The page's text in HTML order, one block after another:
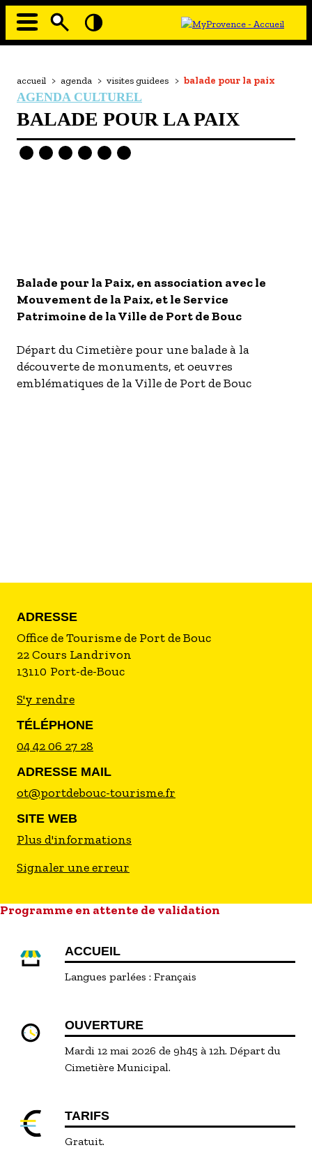
Aller
principale
À MOI LA CULTURE
SOUS TOUTES LES COUTUMES
LES OFFRES MYPROVENCE
S'inscrire à nos newsletters
Fil
d'Ariane
accueil > agenda > visites guidees > balade pour la paix
AGENDA CULTUREL
BALADE POUR LA PAIX
Balade pour la Paix, en association avec le
Mouvement de la Paix, et le Service
Patrimoine de la Ville de Port de Bouc
Départ du Cimetière pour une balade à la
découverte de monuments, et oeuvres
emblématiques de la Ville de Port de Bouc
ADRESSE
Office de Tourisme de Port de Bouc
22 Cours Landrivon
13110 Port-de-Bouc
S'y rendre
TÉLÉPHONE
04 42 06 27 28
ADRESSE MAIL
ot@portdebouc-tourisme.fr
SITE WEB
Plus d'informations
Signaler une erreur
Programme en attente de validation
ACCUEIL
Langues parlées : Français
OUVERTURE
Mardi 12 mai 2026 de 9h45 à 12h. Départ du
Cimetière Municipal.
TARIFS
Gratuit.